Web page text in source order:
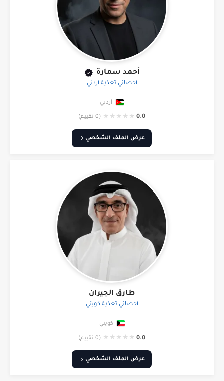
أحمد سمارة
أخصائي تغذية أردني
أردني
0.0
★
★
★
★
★ (0 تقييم)
عرض الملف الشخصي
طارق الجيران
أخصائي تغذية كويتي
كويتي
0.0
★
★
★
★
★ (0 تقييم)
عرض الملف الشخصي